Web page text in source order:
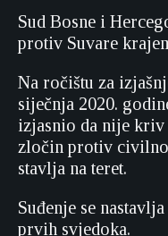
Sud Bosne i
protiv Suvare
Na ročištu za
siječnja 2020.
izjasnio da nije kriv
zločin protiv
stavlja na teret.
Suđenje se
prvih svjedoka.